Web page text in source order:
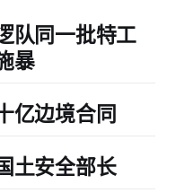
队同一批特工
暴
亿边境合同
土安全部长